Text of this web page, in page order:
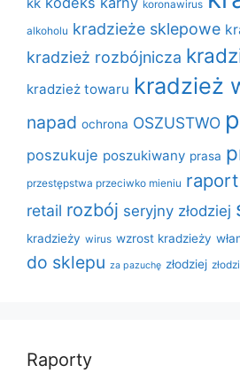
koronawirus
alkoholu kradzieże sklepowe
kradzież rozbójnicza
kradzież towaru kradzież
napad ochrona OSZUSTWO
poszukuje poszukiwany prasa
przestępstwa przeciwko mieniu raport
retail rozbój seryjny złodziej
kradzieży wirus wzrost kradzieży
do sklepu za pazuchę złodziej
Raporty